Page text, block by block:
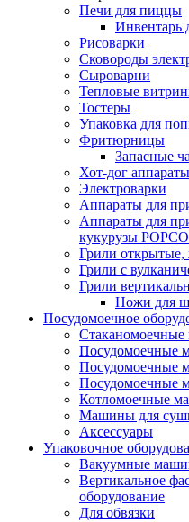
Печи для пиццы
Инвентарь
Рисоварки
Сковороды
Сыроварни
Тепловые
Тостеры
Упаковка для
Фритюрницы
Запасные
Хот-дог аппараты
Электроварки
Аппараты для
Аппараты для
кукурузы
Грили открытые,
Грили с
Грили
Ножи для
Посудомоечное
Посудомоечные
Посудомоечные
Посудомоечные
Котломоечные
Машины для
Аксессуары
Упаковочное
Вакуумные
Вертикальное
оборудование
Для обвязки